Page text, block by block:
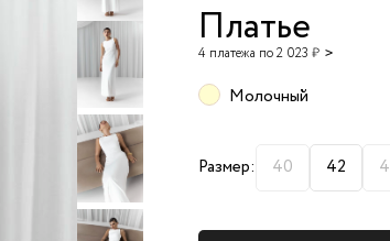
Платье
4 платежа по 2 023 ₽
Молочный
Размер: 40 42